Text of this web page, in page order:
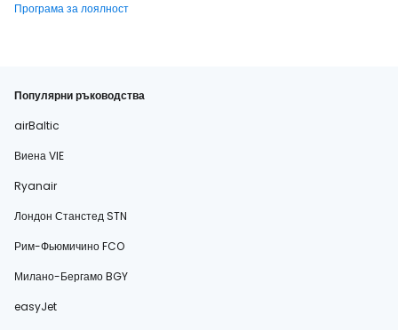
Програма за лоялност
Популярни ръководства
airBaltic
Виена VIE
Ryanair
Лондон Станстед STN
Рим-Фьюмичино FCO
Милано-Бергамо BGY
easyJet